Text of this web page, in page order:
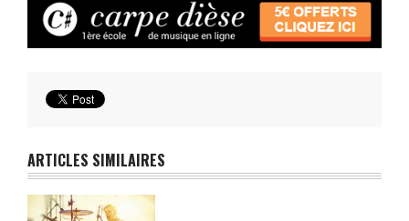
ARTICLES SIMILAIRES